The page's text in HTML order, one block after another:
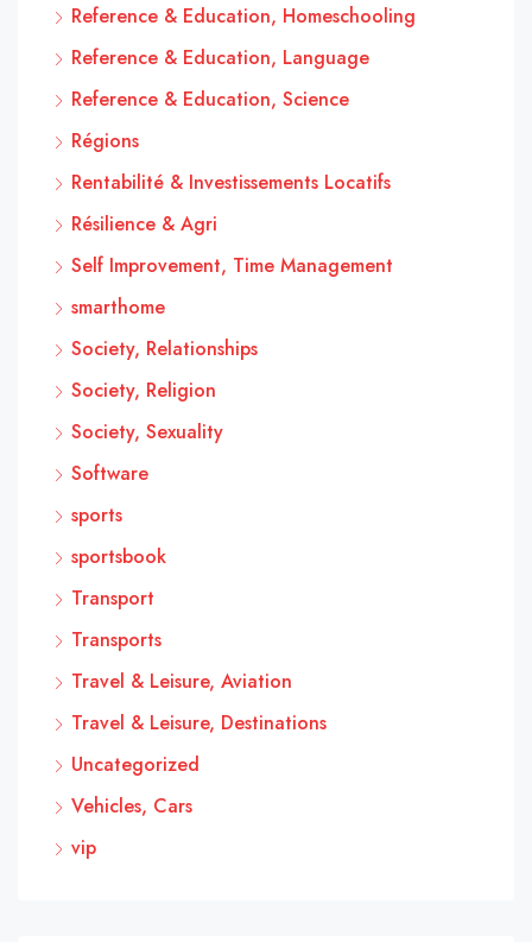
Reference & Education, Homeschooling
Reference & Education, Language
Reference & Education, Science
Régions
Rentabilité & Investissements Locatifs
Résilience & Agri
Self Improvement, Time Management
smarthome
Society, Relationships
Society, Religion
Society, Sexuality
Software
sports
sportsbook
Transport
Transports
Travel & Leisure, Aviation
Travel & Leisure, Destinations
Uncategorized
Vehicles, Cars
vip